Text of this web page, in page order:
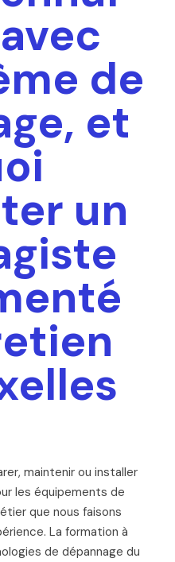
de
et
un
maintenir ou installer
les équipements de
que nous faisons
La formation à
de dépannage du